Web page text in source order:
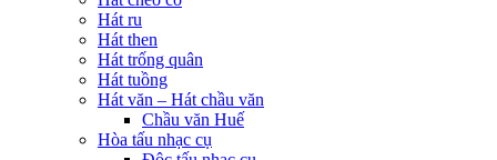
Hát ru
Hát then
Hát trống quân
Hát tuồng
Hát văn – Hát chầu văn
Chầu văn Huế
Hòa tấu nhạc cụ